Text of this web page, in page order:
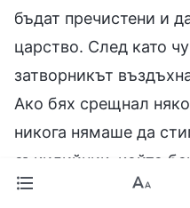
бъдат пречистени и
царство. След като
затворникът
Ако бях срещнал
никога нямаше да
съкилийник, който
също каза